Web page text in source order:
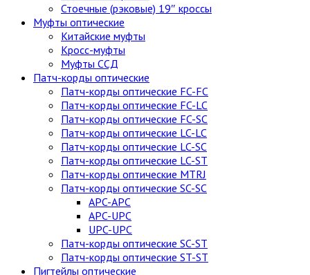
Стоечные (рэковые) 19″ кроссы
Муфты оптические
Китайские муфты
Кросс-муфты
Муфты ССД
Патч-корды оптические
Патч-корды оптические FC-FC
Патч-корды оптические FC-LC
Патч-корды оптические FC-SC
Патч-корды оптические LC-LC
Патч-корды оптические LC-SC
Патч-корды оптические LC-ST
Патч-корды оптические MTRJ
Патч-корды оптические SC-SC
APC-APC
APC-UPC
UPC-UPC
Патч-корды оптические SC-ST
Патч-корды оптические ST-ST
Пигтейлы оптические